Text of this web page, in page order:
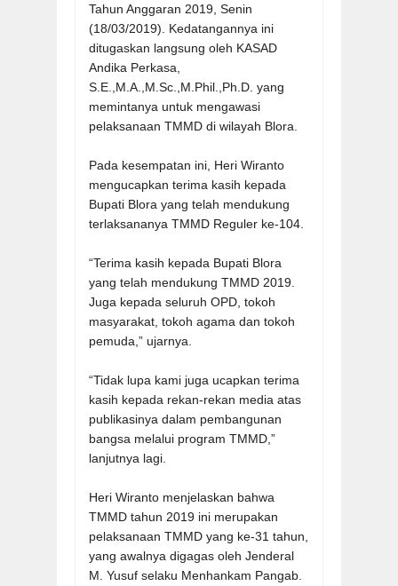
Tahun Anggaran 2019, Senin
(18/03/2019). Kedatangannya ini
ditugaskan langsung oleh KASAD
Andika Perkasa,
S.E.,M.A.,M.Sc.,M.Phil.,Ph.D. yang
memintanya untuk mengawasi
pelaksanaan TMMD di wilayah Blora.
Pada kesempatan ini, Heri Wiranto
mengucapkan terima kasih kepada
Bupati Blora yang telah mendukung
terlaksananya TMMD Reguler ke-104.
“Terima kasih kepada Bupati Blora
yang telah mendukung TMMD 2019.
Juga kepada seluruh OPD, tokoh
masyarakat, tokoh agama dan tokoh
pemuda,” ujarnya.
“Tidak lupa kami juga ucapkan terima
kasih kepada rekan-rekan media atas
publikasinya dalam pembangunan
bangsa melalui program TMMD,”
lanjutnya lagi.
Heri Wiranto menjelaskan bahwa
TMMD tahun 2019 ini merupakan
pelaksanaan TMMD yang ke-31 tahun,
yang awalnya digagas oleh Jenderal
M. Yusuf selaku Menhankam Pangab.